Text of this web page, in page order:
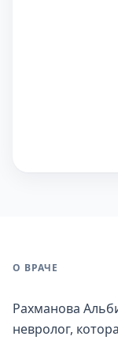
О ВРАЧЕ
Рахманова
невролог,